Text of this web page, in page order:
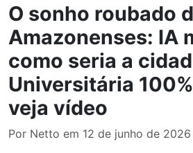
O sonho roubado
Amazonenses: IA
como seria a
Universitária
veja vídeo
Por Netto em 12 de junho de 2026